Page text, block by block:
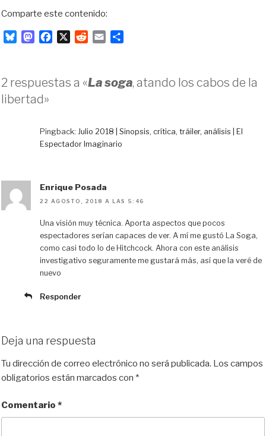
Comparte este contenido:
s
k
M
o
d
n
e
b
k
X
d
i
l
a
i
2 respuestas a «La soga, atando los cabos de la
libertad»
Pingback: Julio 2018 | Sinopsis, crítica, tráiler, análisis | El
Espectador Imaginario
Enrique Posada
22 AGOSTO, 2018 A LAS 5:46
Una visión muy técnica. Aporta aspectos que pocos
espectadores serían capaces de ver. A mí me gustó La Soga,
como casi todo lo de Hitchcock. Ahora con este análisis
investigativo seguramente me gustará más, así que la veré de
nuevo
Responder
Deja una respuesta
Tu dirección de correo electrónico no será publicada. Los campos
obligatorios están marcados con *
Comentario *